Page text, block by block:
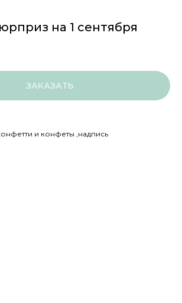
на 1 сентября
ЗАКАЗАТЬ
и конфеты ,надпись